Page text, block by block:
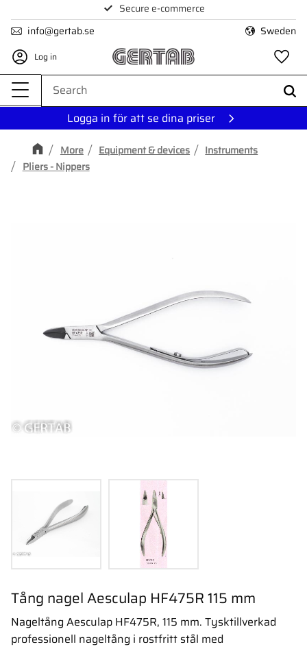
Menu
Secure e-commerce
info@gertab.se
Sweden
Log in
Logga in för att se dina priser
More Equipment & devices
Instruments
Pliers - Nippers
Tång nagel Aesculap HF475R 115 mm
Nageltång Aesculap HF475R, 115 mm. Tysktillverkad
professionell nageltång i rostfritt stål med